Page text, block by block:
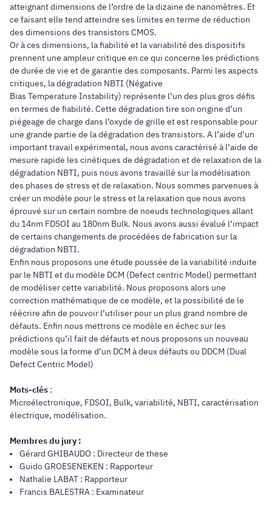
atteignant dimensions de l’ordre de la dizaine de nanomètres. Et
ce faisant elle tend atteindre ses limites en terme de réduction
des dimensions des transistors CMOS.
Or à ces dimensions, la fiabilité et la variabilité des dispositifs
prennent une ampleur critique en ce qui concerne les prédictions
de durée de vie et de garantie des composants. Parmi les aspects
critiques, la dégradation NBTI (Négative
Bias Temperature Instability) représente l’un des plus gros défis
en termes de fiabilité. Cette dégradation tire son origine d’un
piégeage de charge dans l’oxyde de grille et est responsable pour
une grande partie de la dégradation des transistors. A l’aide d’un
important travail expérimental, nous avons caractérisé à l’aide de
mesure rapide les cinétiques de dégradation et de relaxation de la
dégradation NBTI, puis nous avons travaillé sur la modélisation
des phases de stress et de relaxation. Nous sommes parvenues à
créer un modèle pour le stress et la relaxation que nous avons
éprouvé sur un certain nombre de noeuds technologiques allant
du 14nm FDSOI au 180nm Bulk. Nous avons aussi évalué l’impact
de certains changements de procédées de fabrication sur la
dégradation NBTI.
Enfin nous proposons une étude poussée de la variabilité induite
par le NBTI et du modèle DCM (Defect centric Model) permettant
de modéliser cette variabilité. Nous proposons alors une
correction mathématique de ce modèle, et la possibilité de le
réécrire afin de pouvoir l’utiliser pour un plus grand nombre de
défauts. Enfin nous mettrons ce modèle en échec sur les
prédictions qu’il fait de défauts et nous proposons un nouveau
modèle sous la forme d’un DCM à deux défauts ou DDCM (Dual
Defect Centric Model)
Mots-clés :
Microélectronique, FDSOI, Bulk, variabilité, NBTI, caractérisation
électrique, modélisation.
Membres du jury :
Gérard GHIBAUDO : Directeur de these
Guido GROESENEKEN : Rapporteur
Nathalie LABAT : Rapporteur
Francis BALESTRA : Examinateur